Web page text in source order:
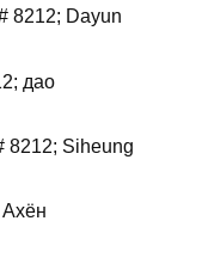
8212; Dayun
дао
8212; Siheung